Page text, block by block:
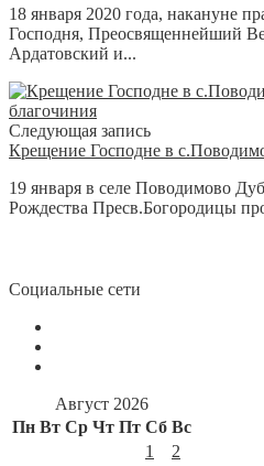
18 января 2020 года, накануне
Господня, Преосвященнейший
Ардатовский и...
Следующая запись
Крещение Господне в
19 января в селе Поводимово
Рождества Пресв.Богородицы
Социальные сети
Август 2026
Пн Вт Ср Чт Пт Сб Вс
1
2